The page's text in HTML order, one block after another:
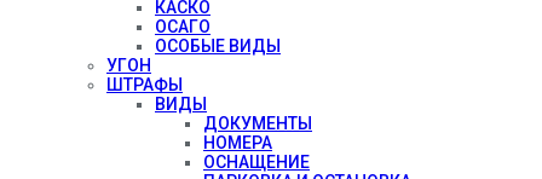
КАСКО
ОСАГО
ОСОБЫЕ ВИДЫ
УГОН
ШТРАФЫ
ВИДЫ
ДОКУМЕНТЫ
НОМЕРА
ОСНАЩЕНИЕ